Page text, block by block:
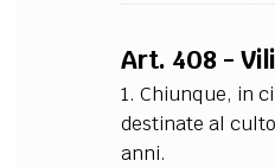
Art. 408 -
1. Chiunque, in
destinate al
anni.